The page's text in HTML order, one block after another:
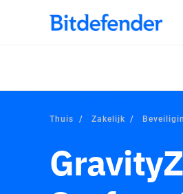
Thuis Zakelijk